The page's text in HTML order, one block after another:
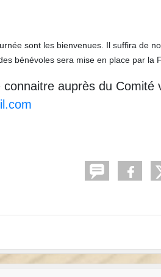
sont les bienvenues. Il suffira de
bénévoles sera mise en place par
auprès du Comité